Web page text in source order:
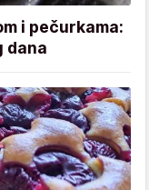
i pečurkama:
dana